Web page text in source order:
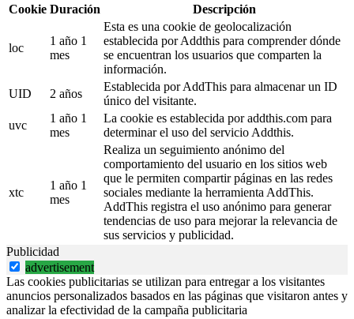
Cookie Duración Descripción
loc
1 año 1
mes
Esta es una cookie de geolocalización
establecida por Addthis para comprender dónde
se encuentran los usuarios que comparten la
información.
UID
2 años
Establecida por AddThis para almacenar un ID
único del visitante.
uvc
1 año 1
mes
La cookie es establecida por addthis.com para
determinar el uso del servicio Addthis.
xtc
1 año 1
mes
Realiza un seguimiento anónimo del
comportamiento del usuario en los sitios web
que le permiten compartir páginas en las redes
sociales mediante la herramienta AddThis.
AddThis registra el uso anónimo para generar
tendencias de uso para mejorar la relevancia de
sus servicios y publicidad.
Publicidad
advertisement
Las cookies publicitarias se utilizan para entregar a los visitantes
anuncios personalizados basados en las páginas que visitaron antes y
analizar la efectividad de la campaña publicitaria